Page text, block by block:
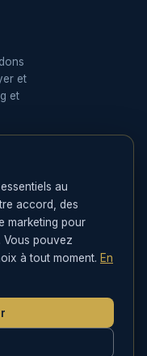
et
et
au
accord, des
marketing pour
Vous pouvez
à tout moment. En